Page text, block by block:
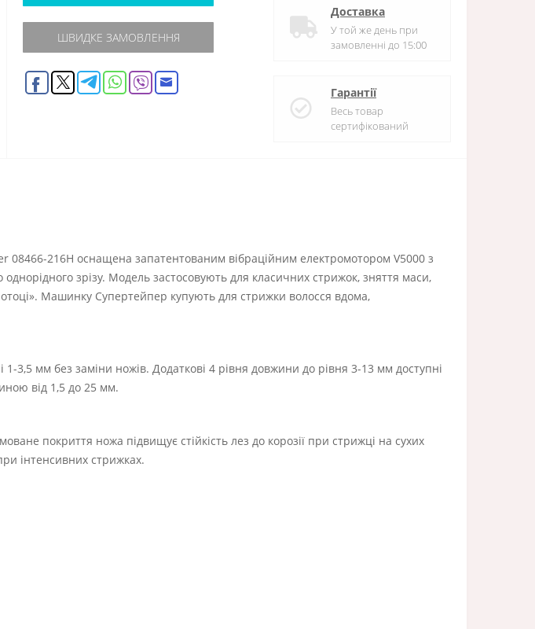
ШВИДКЕ ЗАМОВЛЕННЯ
Доставка
У той же день при
замовленні до 15:00
Гарантії
Весь товар
сертифікований
216H оснащена запатентованим вібраційним електромотором V5000 з
зрізу. Модель застосовують для класичних стрижок, зняття маси,
Машинку Супертейпер купують для стрижки волосся вдома,
3,5 мм без заміни ножів. Додаткові 4 рівня довжини до рівня 3-13 мм доступні
від 1,5 до 25 мм.
покриття ножа підвищує стійкість лез до корозії при стрижці на сухих
інтенсивних стрижках.